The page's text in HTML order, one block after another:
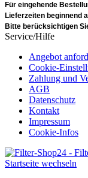
Für eingehende
Lieferzeiten beginnend
Bitte berücksichtigen
Service/Hilfe
Angebot
Cookie-
Zahlung und
AGB
Datenschutz
Kontakt
Impressum
Cookie-Infos